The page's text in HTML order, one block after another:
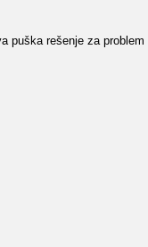
puška rešenje za